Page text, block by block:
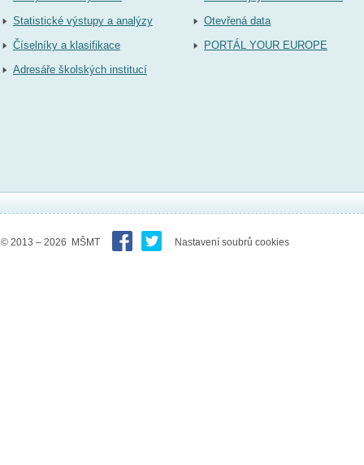
Statistické výstupy a analýzy
Číselníky a klasifikace
Adresáře školských institucí
Otevřená data
PORTÁL YOUR EUROPE
© 2013 – 2026 MŠMT Nastavení soubrů cookies